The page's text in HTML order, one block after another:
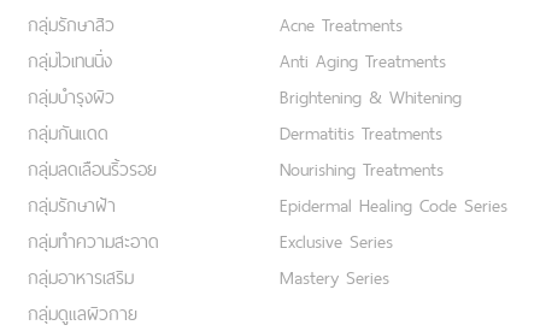
กลุ่มรักษาสิว
กลุ่มไวเทนนิ่ง
กลุ่มบำรุงผิว
กลุ่มกันแดด
กลุ่มลดเลือนริ้วรอย
กลุ่มรักษาฝ้า
กลุ่มทำความสะอาด
กลุ่มอาหารเสริม
กลุ่มดูแลผิวกาย
Acne Treatments
Anti Aging Treatments
Brightening & Whitening
Dermatitis Treatments
Nourishing Treatments
Epidermal Healing Code Series
Exclusive Series
Mastery Series